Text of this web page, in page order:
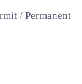
/ Permanent